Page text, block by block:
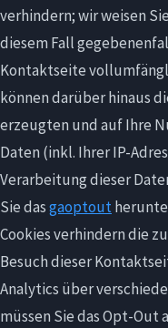
verhindern; wir weisen
diesem Fall
Kontaktseite
können darüber hinaus
erzeugten und auf Ihre
Daten (inkl. Ihrer IP-
Verarbeitung dieser
Sie dasgaoptout
Cookies verhindern die
Besuch dieser
Analytics über
müssen Sie das Opt-